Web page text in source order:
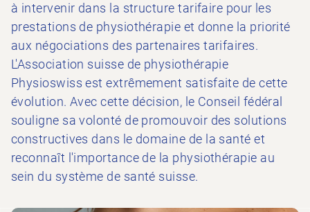
à intervenir dans la structure tarifaire pour les
prestations de physiothérapie et donne la priorité
aux négociations des partenaires tarifaires.
L'Association suisse de physiothérapie
Physioswiss est extrêmement satisfaite de cette
évolution. Avec cette décision, le Conseil fédéral
souligne sa volonté de promouvoir des solutions
constructives dans le domaine de la santé et
reconnaît l'importance de la physiothérapie au
sein du système de santé suisse.